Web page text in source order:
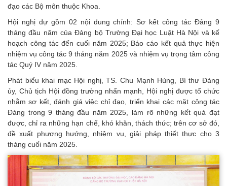
đạo các Bộ môn thuộc Khoa.
Hội nghị dự gồm 02 nội dung chính: Sơ kết công tác Đảng 9
tháng đầu năm của Đảng bộ Trường Đại học Luật Hà Nội và kế
hoạch công tác đến cuối năm 2025; Báo cáo kết quả thực hiện
nhiệm vụ công tác 9 tháng năm 2025 và nhiệm vụ trọng tâm công
tác Quý IV năm 2025.
Phát biểu khai mạc Hội nghị, TS. Chu Mạnh Hùng, Bí thư Đảng
ủy, Chủ tịch Hội đồng trường nhấn mạnh, Hội nghị được tổ chức
nhằm sơ kết, đánh giá việc chỉ đạo, triển khai các mặt công tác
Đảng trong 9 tháng đầu năm 2025, làm rõ những kết quả đạt
được, chỉ ra những hạn chế, khó khăn, thách thức; trên cơ sở đó,
đề xuất phương hướng, nhiệm vụ, giải pháp thiết thực cho 3
tháng cuối năm 2025.